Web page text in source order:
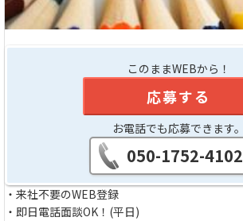
このままWEBから！
応募する
お電話でも応募できます。
050-1752-4102
・来社不要のWEB登録
・即日電話面談OK！(平日)